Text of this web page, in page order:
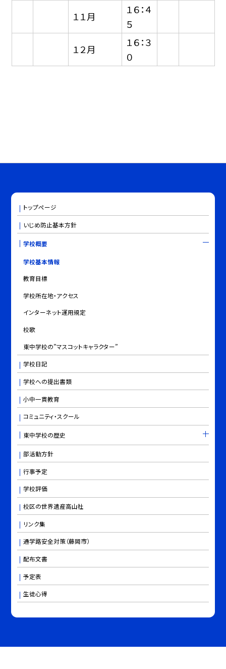
１１月
１６：４
５
１２月
１６：３
０
トップページ
いじめ防止基本方針
学校概要
学校基本情報
教育目標
学校所在地・アクセス
インターネット運用規定
校歌
東中学校の”マスコットキャラクター”
学校日記
学校への提出書類
小中一貫教育
コミュニティ・スクール
東中学校の歴史
部活動方針
行事予定
学校評価
校区の世界遺産高山社
リンク集
通学路安全対策（藤岡市）
配布文書
予定表
生徒心得